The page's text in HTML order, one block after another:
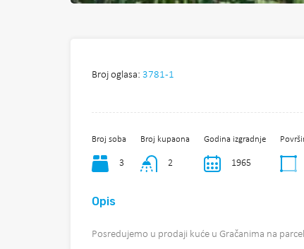
Broj oglasa: 3781-1
Broj soba
3
Broj kupaona
2
Godina izgradnje
1965
Opis
Posredujemo u prodaji kuće u Gračanima na